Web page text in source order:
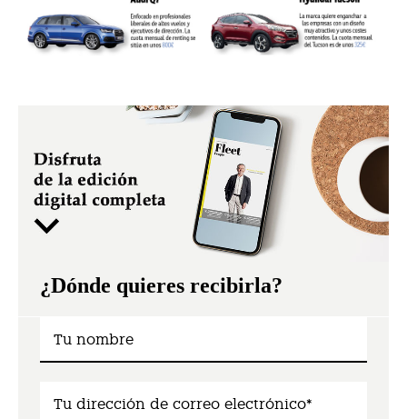
¿Dónde quieres recibirla?